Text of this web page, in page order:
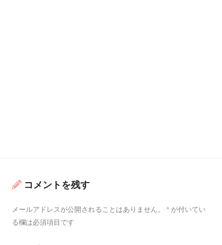
コメントを残す
メールアドレスが公開されることはありません。 * が付いてい
る欄は必須項目です